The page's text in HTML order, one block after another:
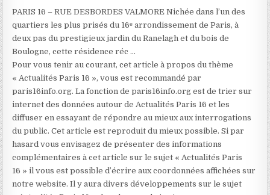
PARIS 16 – RUE DESBORDES VALMORE Nichée dans l’un des
quartiers les plus prisés du 16ᵉ arrondissement de Paris, à
deux pas du prestigieux jardin du Ranelagh et du bois de
Boulogne, cette résidence réc …
Pour vous tenir au courant, cet article à propos du thème
« Actualités Paris 16 », vous est recommandé par
paris16info.org. La fonction de paris16info.org est de trier sur
internet des données autour de Actualités Paris 16 et les
diffuser en essayant de répondre au mieux aux interrogations
du public. Cet article est reproduit du mieux possible. Si par
hasard vous envisagez de présenter des informations
complémentaires à cet article sur le sujet « Actualités Paris
16 » il vous est possible d’écrire aux coordonnées affichées sur
notre website. Il y aura divers développements sur le sujet